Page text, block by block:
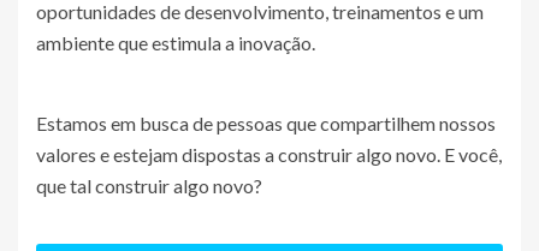
oportunidades de desenvolvimento, treinamentos e um
ambiente que estimula a inovação.
Estamos em busca de pessoas que compartilhem nossos
valores e estejam dispostas a construir algo novo. E você,
que tal construir algo novo?